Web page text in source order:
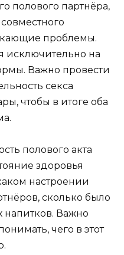
полового партнёра,
проблемы.
исключительно на
Важно провести
секса
чтобы в итоге оба
полового акта
здоровья
настроении
сколько было
напитков. Важно
чего в этот